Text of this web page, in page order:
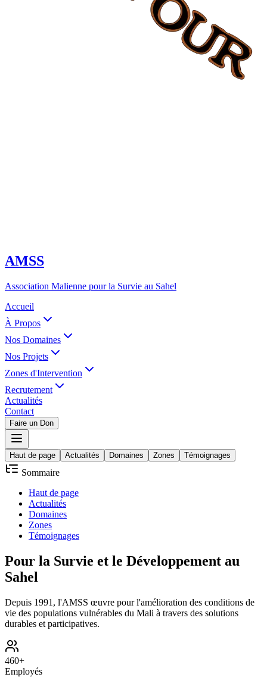
AMSS
Association Malienne pour la Survie au Sahel
Accueil
À Propos
Nos Domaines
Nos Projets
Zones d'Intervention
Recrutement
Actualités
Contact
Faire un Don
Haut de page Actualités Domaines Zones Témoignages
Sommaire
Haut de page
Actualités
Domaines
Zones
Témoignages
Pour la Survie et le Développement au
Sahel
Depuis 1991, l'AMSS œuvre pour l'amélioration des conditions de
vie des populations vulnérables du Mali à travers des solutions
durables et participatives.
460+
Employés